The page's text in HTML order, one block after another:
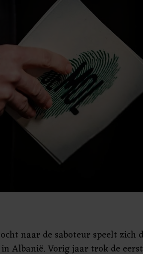
naar de saboteur speelt zich
Albanië. Vorig jaar trok de